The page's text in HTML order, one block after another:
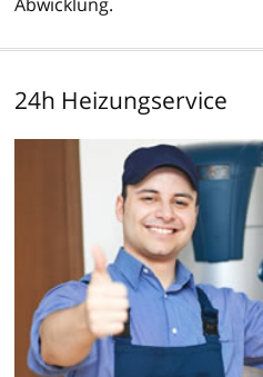
24h Heizungservice